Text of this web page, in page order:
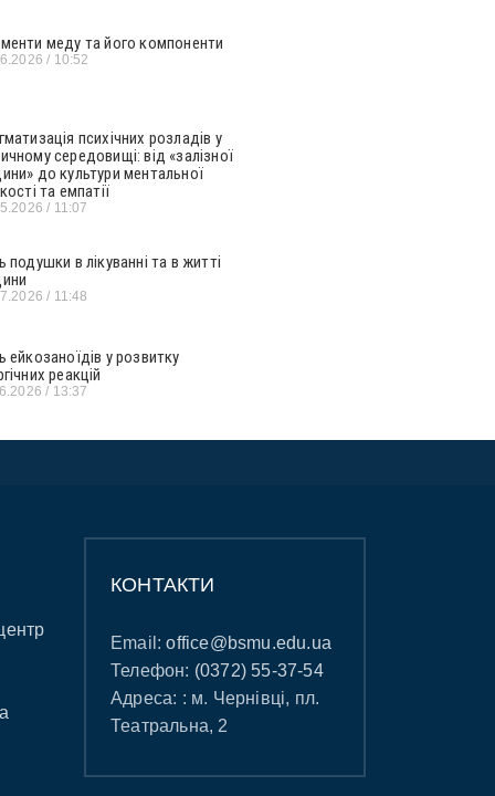
меду та його компоненти
10:52
психічних розладів у
середовищі: від «залізної
до культури ментальної
та емпатії
11:07
подушки в лікуванні та в житті
11:48
ейкозаноїдів у розвитку
реакцій
13:37
КОНТАКТИ
Email:office@bsmu.edu.ua
Телефон: (0372) 55-37-54
Адреса: : м. Чернівці, пл.
Театральна, 2